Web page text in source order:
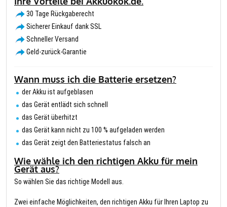
30 Tage Rückgaberecht
Sicherer Einkauf dank SSL
Schneller Versand
Geld-zurück-Garantie
Wann muss ich die Batterie ersetzen?
der Akku ist aufgeblasen
das Gerät entlädt sich schnell
das Gerät überhitzt
das Gerät kann nicht zu 100 % aufgeladen werden
das Gerät zeigt den Batteriestatus falsch an
Wie wähle ich den richtigen Akku für mein
Gerät aus?
So wählen Sie das richtige Modell aus.
Zwei einfache Möglichkeiten, den richtigen Akku für Ihren Laptop zu